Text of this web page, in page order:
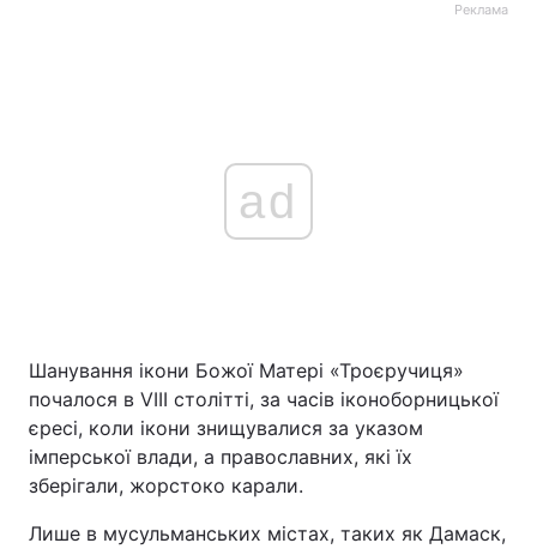
Головна Війна
Реклама
ad
Шанування ікони Божої Матері «Троєручиця»
почалося в VIII столітті, за часів іконоборницької
єресі, коли ікони знищувалися за указом
імперської влади, а православних, які їх
зберігали, жорстоко карали.
Лише в мусульманських містах, таких як Дамаск,